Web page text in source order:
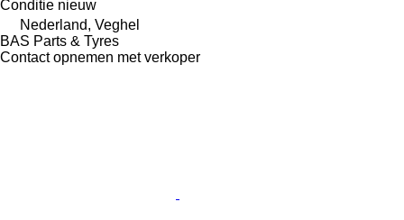
Conditie nieuw
Nederland, Veghel
BAS Parts & Tyres
Contact opnemen met verkoper